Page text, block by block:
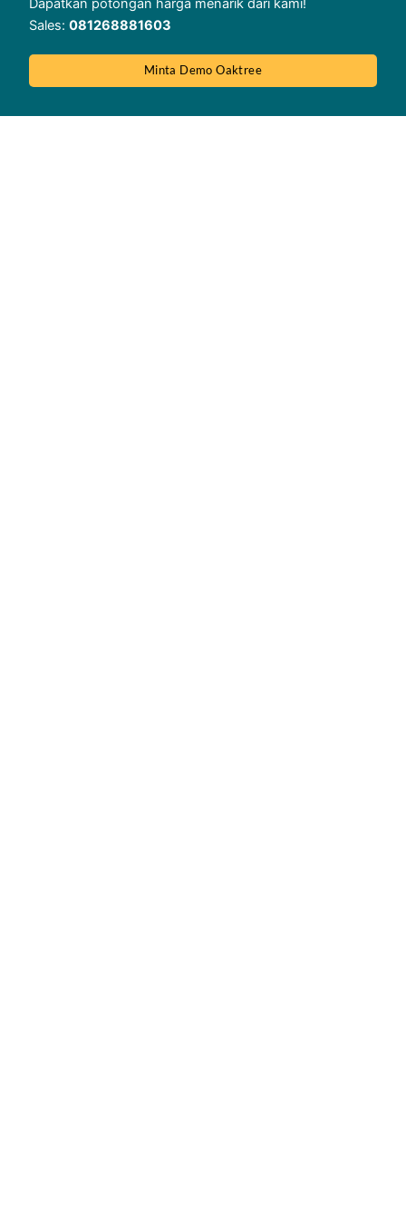
Dapatkan potongan harga menarik dari kami!
Sales: 081268881603
Minta Demo Oaktree